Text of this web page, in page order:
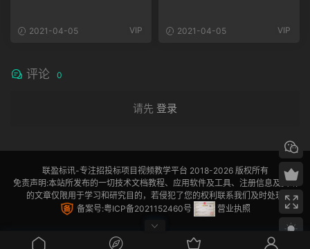
2021-04-05 VIP 2021-04-05 VIP
评论 0
请先 登录
联盈标讯-专注招投标项目视频教学平台 2018-2026 版权所有
免责声明:本站所发布的一切技术文档教程、应用软件及工具、注册信息及资讯
的文章仅限用于学习和研究目的，若侵犯了您的权利联系我们及时处理
备案号:粤ICP备2021152460号
营业执照